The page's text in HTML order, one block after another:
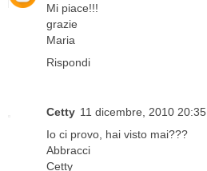
Mi piace!!!
grazie
Maria
Rispondi
Cetty 11 dicembre, 2010 20:35
Io ci provo, hai visto mai???
Abbracci
Cetty